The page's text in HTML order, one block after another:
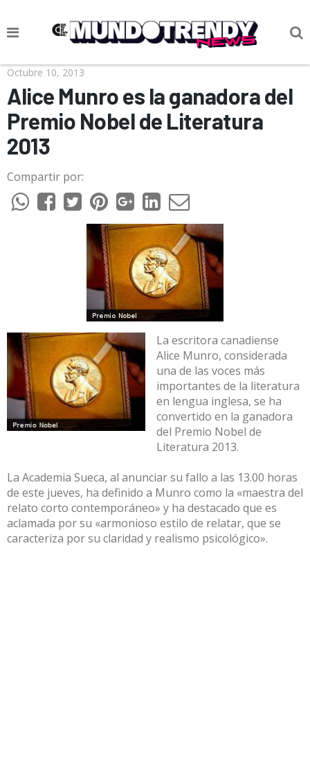
NOTICIAS
CULTURA POP
CIENCIA Y TECNOLOGÍA
VIDA
SOCIEDAD
CULTURIZANDO.COM
Octubre 10, 2013
Alice Munro es la ganadora del
Premio Nobel de Literatura
2013
Compartir por:
La escritora canadiense
Alice Munro, considerada
una de las voces más
importantes de la literatura
en lengua inglesa, se ha
convertido en la ganadora
del Premio Nobel de
Literatura 2013.
La Academia Sueca, al anunciar su fallo a las 13.00 horas
de este jueves, ha definido a Munro como la «maestra del
relato corto contemporáneo» y ha destacado que es
aclamada por su «armonioso estilo de relatar, que se
caracteriza por su claridad y realismo psicológico».